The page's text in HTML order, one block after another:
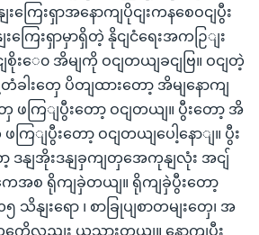
ကြေးရှာအနောကျပိုငျးကနစေဝငျပွီး
ကြေးရှာမှာရှိတဲ့ နိုငျငံရေးအကဉြျး
စိုးေ၀ အိမျကို ဝငျတယျခငျဗြ။ ဝငျတဲ့
ခါးတှေ ပိတျထားတော့ အိမျနောကျ
ဖကြျပွီးတော့ ဝငျတယျ။ ပွီးတော့ အိ
ကြျပွီးတော့ ဝငျတယျပေါ့နောျ။ ပွီး
နျအိုးဒနျခှကျတှအေကုနျလုံး အငျ်
စ ရိုကျခှဲတယျ။ ရိုကျခှဲပွီးတော့
နျးရော ၊ စာခြုပျစာတမျးတှေ၊ အ
ကေိုလညျး ယူသှားတယျ။ နောကျပွီး